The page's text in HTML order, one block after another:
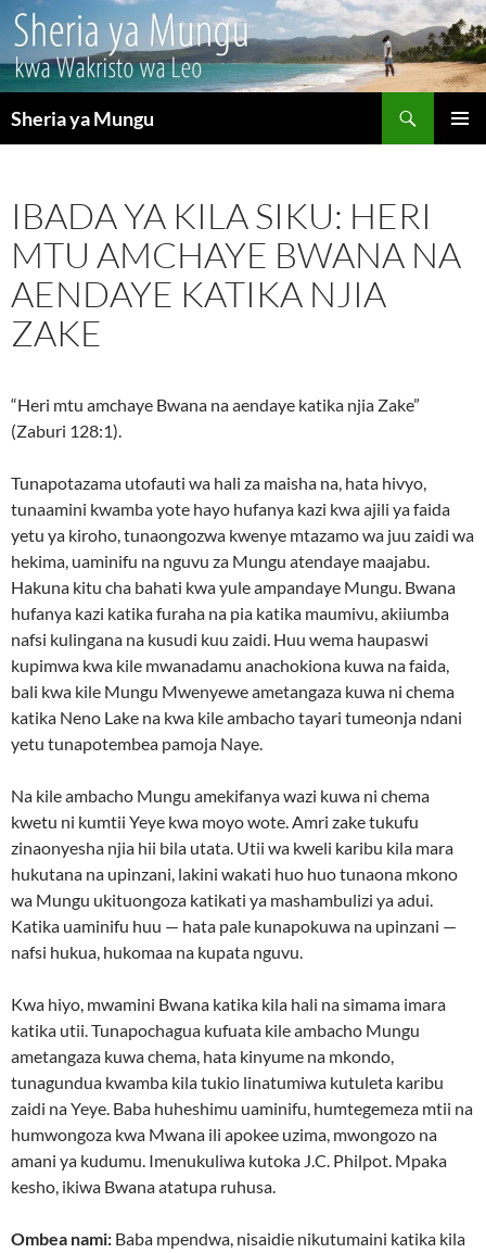
Sheria ya Mungu
IBADA YA KILA SIKU: HERI
MTU AMCHAYE BWANA NA
AENDAYE KATIKA NJIA
ZAKE
“Heri mtu amchaye Bwana na aendaye katika njia Zake”
(Zaburi 128:1).
Tunapotazama utofauti wa hali za maisha na, hata hivyo,
tunaamini kwamba yote hayo hufanya kazi kwa ajili ya faida
yetu ya kiroho, tunaongozwa kwenye mtazamo wa juu zaidi wa
hekima, uaminifu na nguvu za Mungu atendaye maajabu.
Hakuna kitu cha bahati kwa yule ampandaye Mungu. Bwana
hufanya kazi katika furaha na pia katika maumivu, akiiumba
nafsi kulingana na kusudi kuu zaidi. Huu wema haupaswi
kupimwa kwa kile mwanadamu anachokiona kuwa na faida,
bali kwa kile Mungu Mwenyewe ametangaza kuwa ni chema
katika Neno Lake na kwa kile ambacho tayari tumeonja ndani
yetu tunapotembea pamoja Naye.
Na kile ambacho Mungu amekifanya wazi kuwa ni chema
kwetu ni kumtii Yeye kwa moyo wote. Amri zake tukufu
zinaonyesha njia hii bila utata. Utii wa kweli karibu kila mara
hukutana na upinzani, lakini wakati huo huo tunaona mkono
wa Mungu ukituongoza katikati ya mashambulizi ya adui.
Katika uaminifu huu — hata pale kunapokuwa na upinzani —
nafsi hukua, hukomaa na kupata nguvu.
Kwa hiyo, mwamini Bwana katika kila hali na simama imara
katika utii. Tunapochagua kufuata kile ambacho Mungu
ametangaza kuwa chema, hata kinyume na mkondo,
tunagundua kwamba kila tukio linatumiwa kutuleta karibu
zaidi na Yeye. Baba huheshimu uaminifu, humtegemeza mtii na
humwongoza kwa Mwana ili apokee uzima, mwongozo na
amani ya kudumu. Imenukuliwa kutoka J.C. Philpot. Mpaka
kesho, ikiwa Bwana atatupa ruhusa.
Ombea nami: Baba mpendwa, nisaidie nikutumaini katika kila